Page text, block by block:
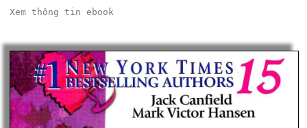
Xem thông tin ebook